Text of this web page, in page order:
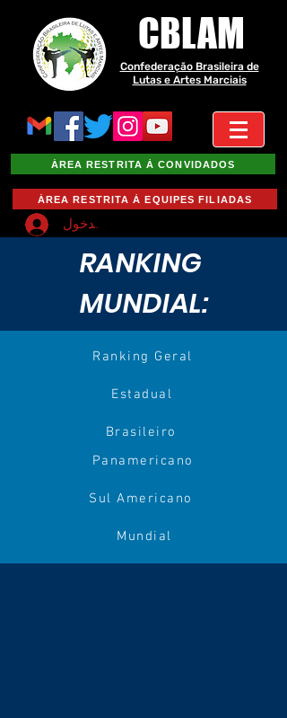
CBLAM
Confederação Brasileira de
Lutas e Artes Marciais
ÁREA RESTRITA À CONVIDADOS
ÁREA RESTRITA À EQUIPES FILIADAS
تسجيل الدخول
RANKING
MUNDIAL:
Ranking Geral
Estadual
Brasileiro
Panamericano
Sul Americano
Mundial